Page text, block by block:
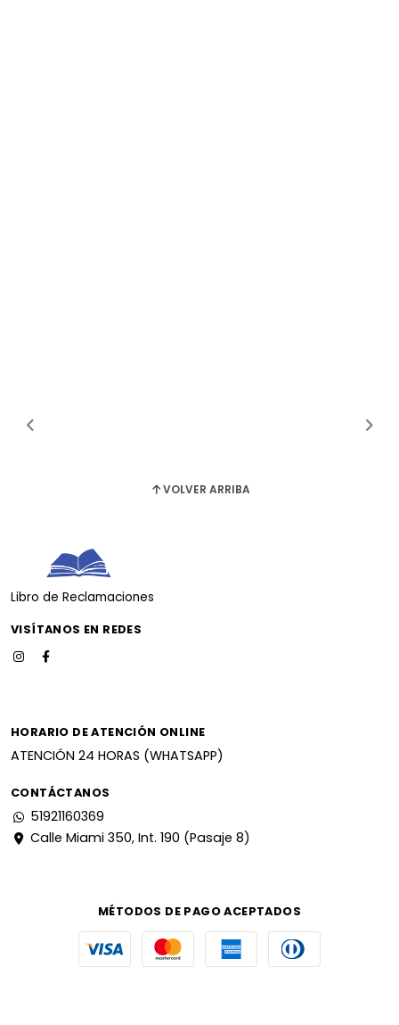
VOLVER ARRIBA
Libro de Reclamaciones
VISÍTANOS EN REDES
HORARIO DE ATENCIÓN ONLINE
ATENCIÓN 24 HORAS (WHATSAPP)
CONTÁCTANOS
51921160369
Calle Miami 350, Int. 190 (Pasaje 8)
MÉTODOS DE PAGO ACEPTADOS